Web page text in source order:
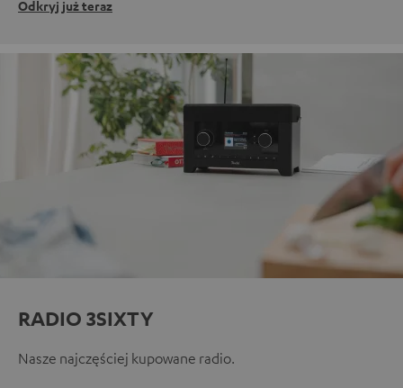
Odkryj już teraz
RADIO 3SIXTY
Nasze najczęściej kupowane radio.